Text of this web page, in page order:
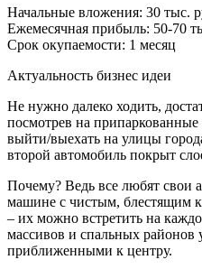
Начальные вложения: 30 тыс.
Ежемесячная прибыль: 50-70
Срок окупаемости: 1 месяц
Актуальность бизнес идеи
Не нужно далеко ходить,
посмотрев на
выйти/выехать на улицы
второй автомобиль покрыт
Почему? Ведь все любят свои
машине с чистым, блестящим
– их можно встретить на
массивов и спальных районов
приближенными к центру.